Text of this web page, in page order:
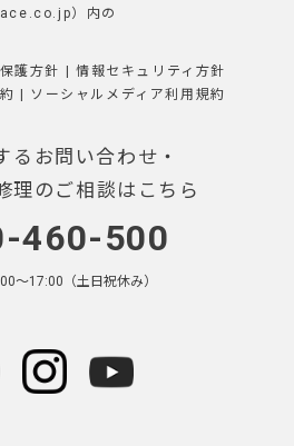
）内の
護方針
情報セキュリティ方針
ソーシャルメディア利用規約
るお問い合わせ・
理のご相談はこちら
460-500
〜17:00（土日祝休み）